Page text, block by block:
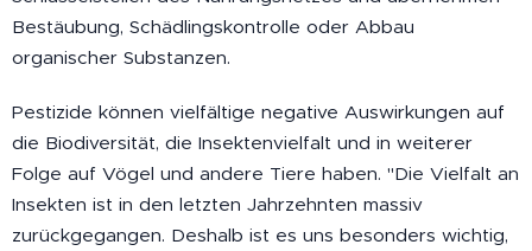
Bestäubung, Schädlingskontrolle oder Abbau
organischer Substanzen.
Pestizide können vielfältige negative Auswirkungen auf
die Biodiversität, die Insektenvielfalt und in weiterer
Folge auf Vögel und andere Tiere haben. "Die Vielfalt an
Insekten ist in den letzten Jahrzehnten massiv
zurückgegangen. Deshalb ist es uns besonders wichtig,